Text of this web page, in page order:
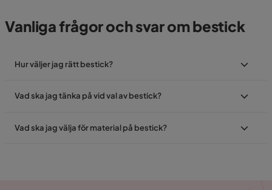
Vanliga frågor och svar om bestick
Hur väljer jag rätt bestick?
Vad ska jag tänka på vid val av bestick?
Vad ska jag välja för material på bestick?